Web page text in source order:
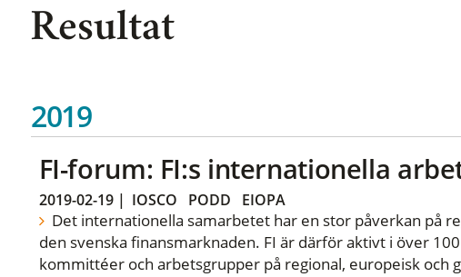
Resultat
2019
FI-forum: FI:s internationella
2019-02-19| IOSCO PODD EIOPA
Det internationella samarbetet har en stor påverkan på
den svenska finansmarknaden. FI är därför aktivt i över
kommittéer och arbetsgrupper på regional, europeisk och